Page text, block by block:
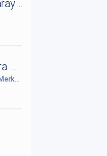
Caddebostan Kültür Merkezi